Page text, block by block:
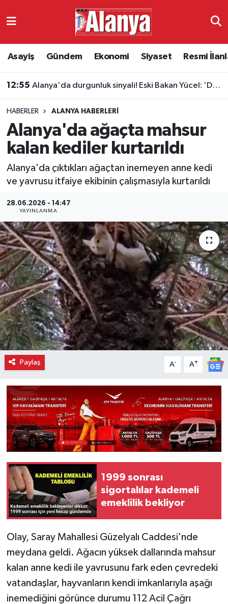
Asayiş Gündem Ekonomi Siyaset Resmi
12:55 Alanya'da durgunluk sinyali! Eski Bakan Yücel: 'Destek paketleri turizmin sorununa çözüm değil'
12:22 Avrupa'nın en ucuz tatil rotaları açıklandı: Antalya ikinci
HABERLER ALANYA HABERLERI
Alanya'da ağaçta mahsur
kalan kediler kurtarıldı
Alanya'da çıktıkları ağaçtan inemeyen anne kedi
ve yavrusu itfaiye ekibinin çalışmasıyla kurtarıldı
28.06.2026 - 14:47
YAYINLANMA
Paylaş A- A+
1999 sonrası
sigortalılar kademeli
emeklilik bekliyor
Olay, Saray Mahallesi Güzelyalı Caddesi'nde
meydana geldi. Ağacın yüksek dallarında mahsur
kalan anne kedi ile yavrusunu fark eden çevredeki
vatandaşlar, hayvanların kendi imkanlarıyla aşağı
inemediğini görünce durumu 112 Acil Çağrı
Ekonomi
Resmi İlanlar
Alanyaspor
E-Gazete
Antalya Namaz Vakitleri
Süper Lig Puan Durumu ve Fikstür
Tüm Manşetler
Haber Arşivi